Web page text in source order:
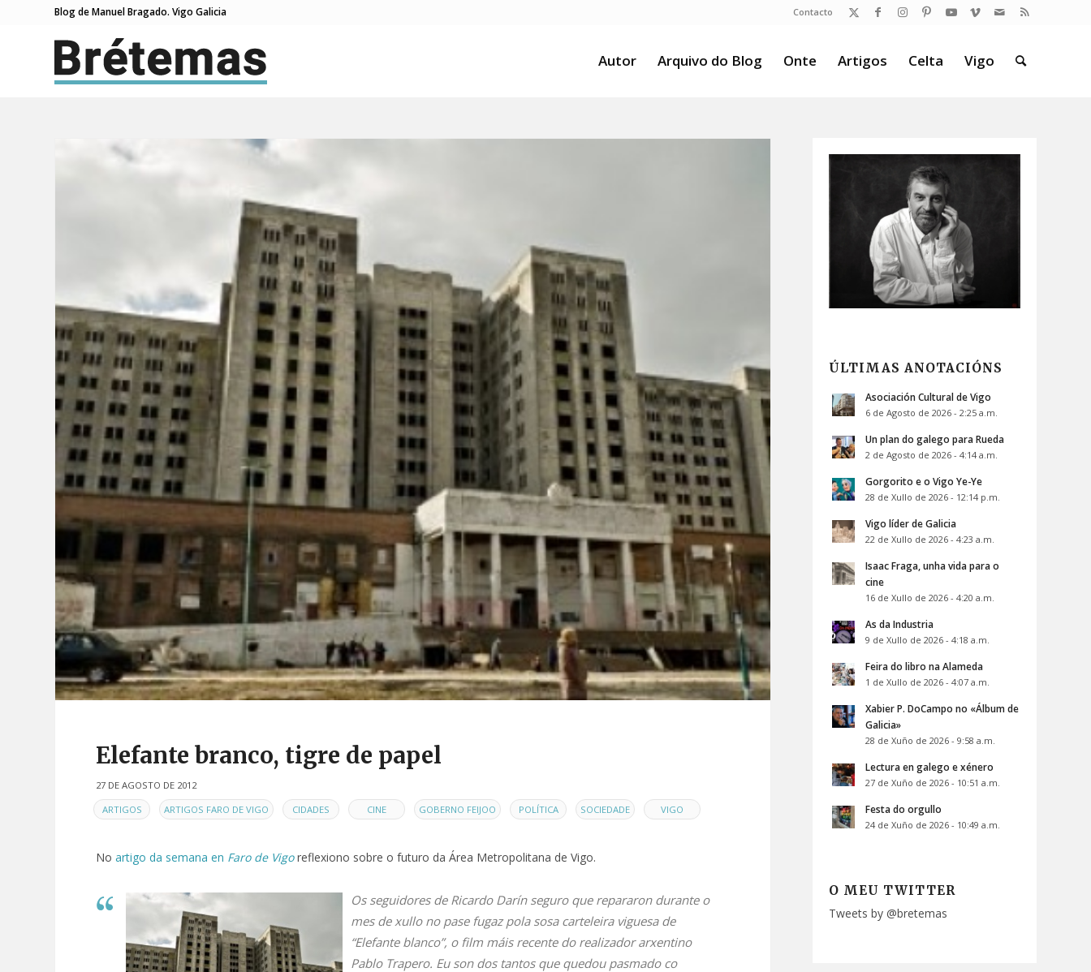
Contacto
Blog de Manuel Bragado. Vigo Galicia
Autor Arquivo do Blog Onte Artigos Celta Vigo
Elefante branco, tigre de papel
27 DE AGOSTO DE 2012
EN ARTIGOS ARTIGOS FARO DE VIGO CIDADES CINE GOBERNO FEIJOO POLÍTICA SOCIEDADE VIGO
No artigo da semana en Faro de Vigoreflexiono sobre o futuro da Área Metropolitana de Vigo.
Os seguidores de Ricardo Darín seguro que repararon durante o
mes de xullo no pase fugaz pola sosa carteleira viguesa de
“Elefante blanco”, o film máis recente do realizador arxentino
Pablo Trapero. Eu son dos tantos que quedou pasmado co
ÚLTIMAS ANOTACIÓNS
Asociación Cultural de Vigo
6 de Agosto de 2026 - 2:25 a.m.
Un plan do galego para Rueda
2 de Agosto de 2026 - 4:14 a.m.
Gorgorito e o Vigo Ye-Ye
28 de Xullo de 2026 - 12:14 p.m.
Vigo líder de Galicia
22 de Xullo de 2026 - 4:23 a.m.
Isaac Fraga, unha vida para o
cine
16 de Xullo de 2026 - 4:20 a.m.
As da Industria
9 de Xullo de 2026 - 4:18 a.m.
Feira do libro na Alameda
1 de Xullo de 2026 - 4:07 a.m.
Xabier P. DoCampo no «Álbum de
Galicia»
28 de Xuño de 2026 - 9:58 a.m.
Lectura en galego e xénero
27 de Xuño de 2026 - 10:51 a.m.
Festa do orgullo
24 de Xuño de 2026 - 10:49 a.m.
O MEU TWITTER
Tweets by @bretemas